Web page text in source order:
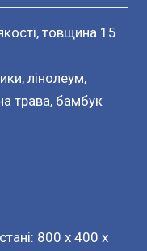
товщина 15
лінолеум,
трава, бамбук
800 x 400 x